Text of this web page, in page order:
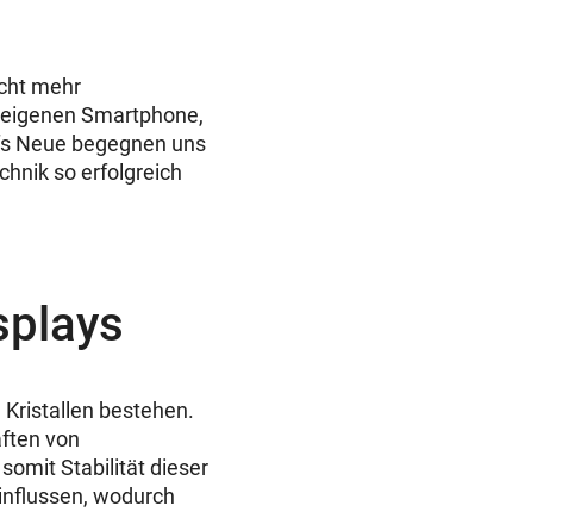
mehr
Smartphone,
Neue begegnen uns
so erfolgreich
Kristallen bestehen.
von
Stabilität dieser
wodurch